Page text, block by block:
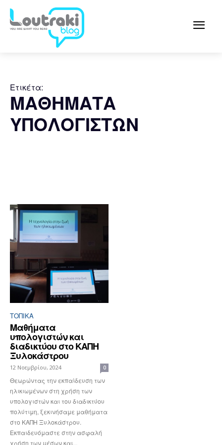
Ετικέτα:
ΜΑΘΗΜΑΤΑ
ΥΠΟΛΟΓΙΣΤΩΝ
ΤΟΠΙΚΑ
Μαθήματα
υπολογιστών και
διαδικτύου στο ΚΑΠΗ
Ξυλοκάστρου
12 Νοεμβρίου, 2024 0
Θεωρώντας την εκπαίδευση των
ηλικιωμένων στη χρήση των
υπολογιστών και του διαδικτύου
πολύτιμη, ξεκινήσαμε μαθήματα
στο ΚΑΠΗ Ξυλοκάστρου.
Εκπαιδευόμαστε στην ασφαλή
χρήση των μέσων και...